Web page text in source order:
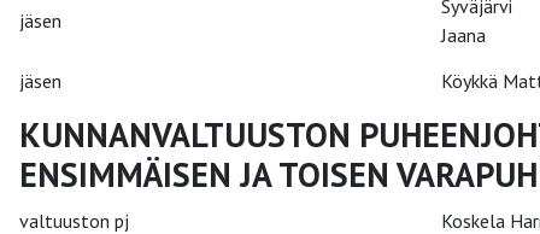
jäsen
Syväjärvi
Jaana
jäsen
Köykkä
KUNNANVALTUUSTON
ENSIMMÄISEN JA TOISEN
valtuuston pj
Koskela